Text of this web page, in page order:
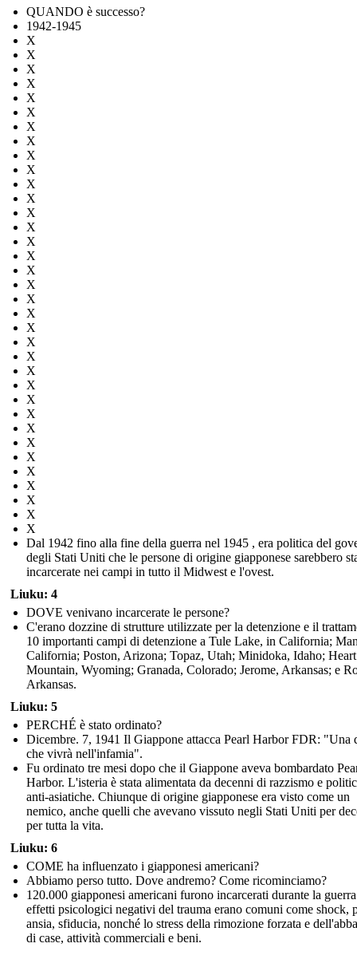
QUANDO è successo?
1942-1945
X
X
X
X
X
X
X
X
X
X
X
X
X
X
X
X
X
X
X
X
X
X
X
X
X
X
X
X
X
X
X
X
X
X
X
Dal 1942 fino alla fine della guerra nel 1945 , era politica del
degli Stati Uniti che le persone di origine giapponese sarebbero
incarcerate nei campi in tutto il Midwest e l'ovest.
Liuku: 4
DOVE venivano incarcerate le persone?
C'erano dozzine di strutture utilizzate per la detenzione e il
10 importanti campi di detenzione a Tule Lake, in California;
California; Poston, Arizona; Topaz, Utah; Minidoka, Idaho; Heart
Mountain, Wyoming; Granada, Colorado; Jerome, Arkansas; e
Arkansas.
Liuku: 5
PERCHÉ è stato ordinato?
Dicembre. 7, 1941 Il Giappone attacca Pearl Harbor FDR: "Una
che vivrà nell'infamia".
Fu ordinato tre mesi dopo che il Giappone aveva bombardato
Harbor. L'isteria è stata alimentata da decenni di razzismo e
anti-asiatiche. Chiunque di origine giapponese era visto come un
nemico, anche quelli che avevano vissuto negli Stati Uniti per
per tutta la vita.
Liuku: 6
COME ha influenzato i giapponesi americani?
Abbiamo perso tutto. Dove andremo? Come ricominciamo?
120.000 giapponesi americani furono incarcerati durante la
effetti psicologici negativi del trauma erano comuni come shock,
ansia, sfiducia, nonché lo stress della rimozione forzata e
di case, attività commerciali e beni.